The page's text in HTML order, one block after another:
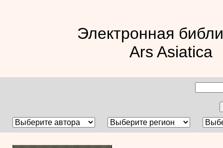
Электронная
Ars Asiatica